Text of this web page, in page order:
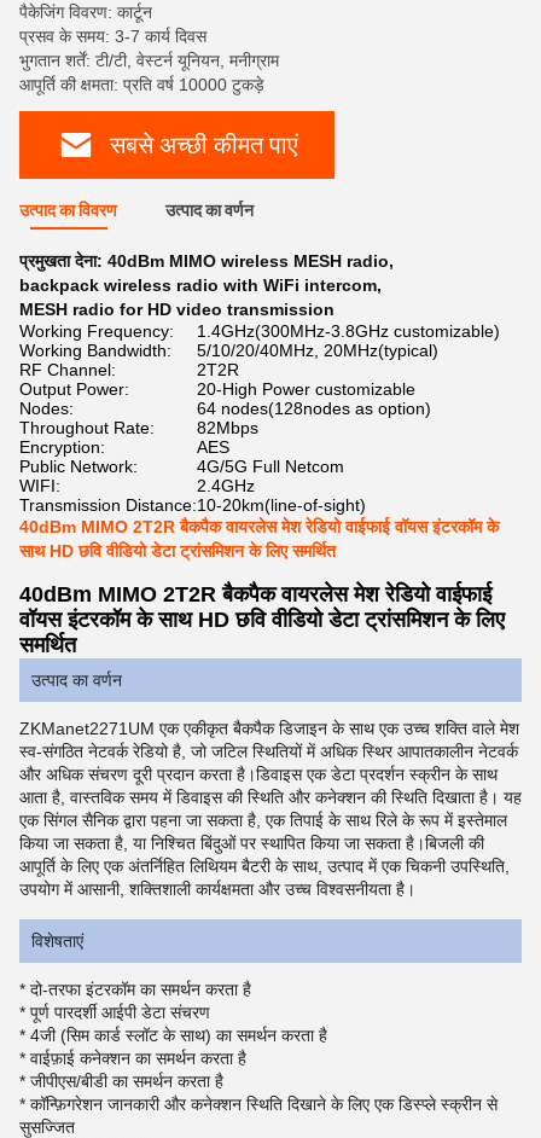
पैकेजिंग विवरण: कार्टून
प्रसव के समय: 3-7 कार्य दिवस
भुगतान शर्तें: टी/टी, वेस्टर्न यूनियन, मनीग्राम
आपूर्ति की क्षमता: प्रति वर्ष 10000 टुकड़े
सबसे अच्छी कीमत पाएं
उत्पाद का विवरण उत्पाद का वर्णन
प्रमुखता देना: 40dBm MIMO wireless MESH radio,
backpack wireless radio with WiFi intercom,
MESH radio for HD video transmission
Working Frequency:
1.4GHz(300MHz-3.8GHz customizable)
Working Bandwidth:
5/10/20/40MHz, 20MHz(typical)
RF Channel:
2T2R
Output Power:
20-High Power customizable
Nodes:
64 nodes(128nodes as option)
Throughout Rate:
82Mbps
Encryption:
AES
Public Network:
4G/5G Full Netcom
WIFI:
2.4GHz
Transmission Distance:10-20km(line-of-sight)
40dBm MIMO 2T2R बैकपैक वायरलेस मेश रेडियो वाईफाई वॉयस इंटरकॉम के
साथ HD छवि वीडियो डेटा ट्रांसमिशन के लिए समर्थित
40dBm MIMO 2T2R बैकपैक वायरलेस मेश रेडियो वाईफाई
वॉयस इंटरकॉम के साथ HD छवि वीडियो डेटा ट्रांसमिशन के लिए
समर्थित
उत्पाद का वर्णन
ZKManet2271UM एक एकीकृत बैकपैक डिजाइन के साथ एक उच्च शक्ति वाले मेश
स्व-संगठित नेटवर्क रेडियो है, जो जटिल स्थितियों में अधिक स्थिर आपातकालीन नेटवर्क
और अधिक संचरण दूरी प्रदान करता है।डिवाइस एक डेटा प्रदर्शन स्क्रीन के साथ
आता है, वास्तविक समय में डिवाइस की स्थिति और कनेक्शन की स्थिति दिखाता है। यह
एक सिंगल सैनिक द्वारा पहना जा सकता है, एक तिपाई के साथ रिले के रूप में इस्तेमाल
किया जा सकता है, या निश्चित बिंदुओं पर स्थापित किया जा सकता है।बिजली की
आपूर्ति के लिए एक अंतर्निहित लिथियम बैटरी के साथ, उत्पाद में एक चिकनी उपस्थिति,
उपयोग में आसानी, शक्तिशाली कार्यक्षमता और उच्च विश्वसनीयता है।
विशेषताएं
* दो-तरफा इंटरकॉम का समर्थन करता है
* पूर्ण पारदर्शी आईपी डेटा संचरण
* 4जी (सिम कार्ड स्लॉट के साथ) का समर्थन करता है
* वाईफ़ाई कनेक्शन का समर्थन करता है
* जीपीएस/बीडी का समर्थन करता है
* कॉन्फ़िगरेशन जानकारी और कनेक्शन स्थिति दिखाने के लिए एक डिस्प्ले स्क्रीन से
सुसज्जित